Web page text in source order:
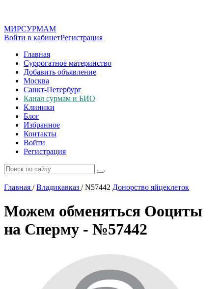
МИРСУРМАМ
Войти в кабинетРегистрация
Главная
Суррогатное материнство
Добавить объявление
Москва
Санкт-Петербург
Канал сурмам и БИО
Клиники
Блог
Избранное
Контакты
Войти
Регистрация
Главная / Владикавказ /N57442 Донорство яйцеклеток
Можем обменяться Ооциты
на Сперму - №57442